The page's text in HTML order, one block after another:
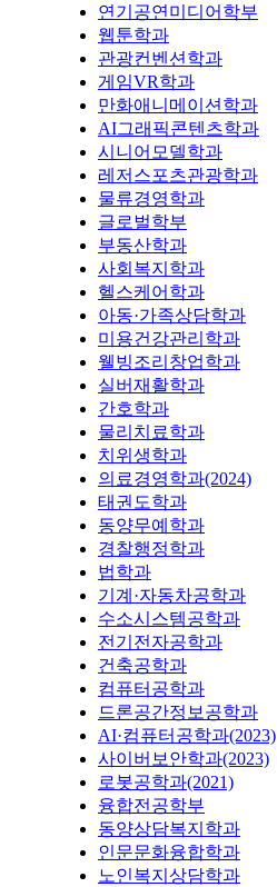
연기공연미디어학부
웹툰학과
관광컨벤션학과
게임VR학과
만화애니메이션학과
AI그래픽콘텐츠학과
시니어모델학과
레저스포츠관광학과
물류경영학과
글로벌학부
부동산학과
사회복지학과
헬스케어학과
아동·가족상담학과
미용건강관리학과
웰빙조리창업학과
실버재활학과
간호학과
물리치료학과
치위생학과
의료경영학과(2024)
태권도학과
동양무예학과
경찰행정학과
법학과
기계·자동차공학과
수소시스템공학과
전기전자공학과
건축공학과
컴퓨터공학과
드론공간정보공학과
AI·컴퓨터공학과(2023)
사이버보안학과(2023)
로봇공학과(2021)
융합전공학부
동양상담복지학과
인문문화융합학과
노인복지상담학과